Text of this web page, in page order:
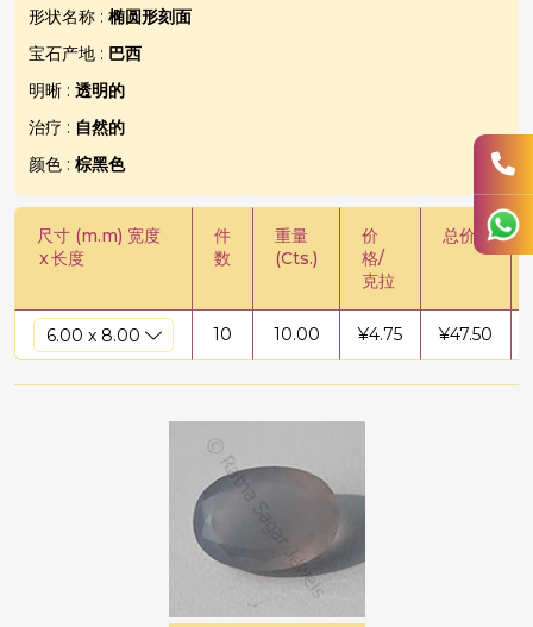
形状名称 : 椭圆形刻面
宝石产地 : 巴西
明晰 : 透明的
治疗 : 自然的
颜色 : 棕黑色
尺寸 (m.m) 宽度
x长度
件
数
重量
(Cts.)
价
格/
克拉
总价
10 10.00 ¥4.75 ¥47.50